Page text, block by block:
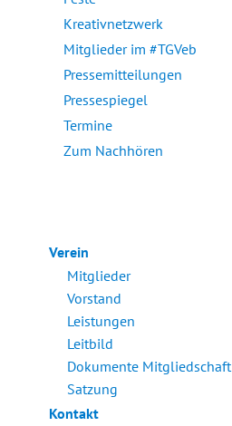
Kreativnetzwerk
Mitglieder im #TGVeb
Pressemitteilungen
Pressespiegel
Termine
Zum Nachhören
Verein
Mitglieder
Vorstand
Leistungen
Leitbild
Dokumente Mitgliedschaft
Satzung
Kontakt